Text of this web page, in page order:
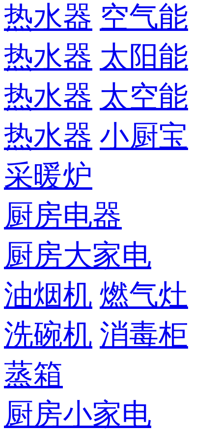
热水器 空气能
热水器 太阳能
热水器 太空能
热水器 小厨宝
采暖炉
厨房电器
厨房大家电
油烟机 燃气灶
洗碗机 消毒柜
蒸箱
厨房小家电